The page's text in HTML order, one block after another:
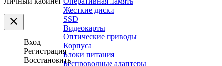
Жесткие диски
SSD
Видеокарты
Оптические приводы
Корпуса
Блоки питания
Беспроводные адаптеры
clear
Вход
Регистрация
Восстановить